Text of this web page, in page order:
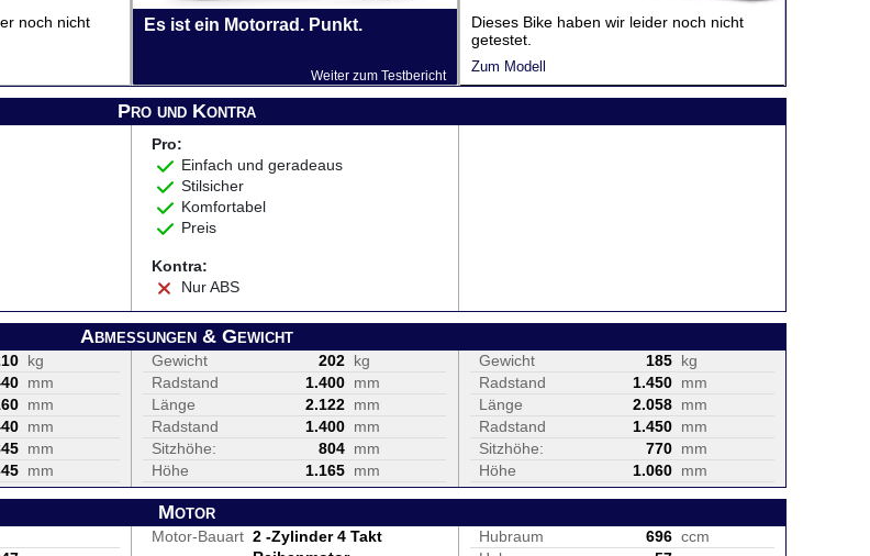
noch nicht
Es ist ein Motorrad. Punkt.
Weiter zum Testbericht
Dieses Bike haben wir leider noch nicht
getestet.
Zum Modell
Pro und Kontra
Pro:
Einfach und geradeaus
Stilsicher
Komfortabel
Preis
Kontra:
Nur ABS
Abmessungen & Gewicht
kg
mm
mm
mm
mm
mm
Gewicht 202 kg
Radstand
1.400 mm
Länge
2.122 mm
Radstand
1.400 mm
Sitzhöhe:
804 mm
Höhe
1.165 mm
Gewicht 185 kg
Radstand
1.450 mm
Länge
2.058 mm
Radstand
1.450 mm
Sitzhöhe:
770 mm
Höhe
1.060 mm
Motor
Motor-Bauart 2 -Zylinder 4 Takt
Hubraum 696 ccm